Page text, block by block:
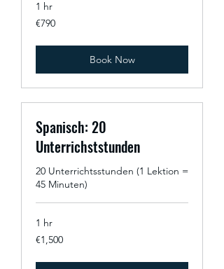
1 hr
790
euros
€790
Book Now
Spanisch: 20
Unterrichststunden
20 Unterrichtsstunden (1 Lektion =
45 Minuten)
1 hr
1,500
euros
€1,500